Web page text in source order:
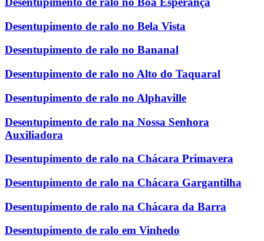
Desentupimento de ralo no Bela Vista
Desentupimento de ralo no Bananal
Desentupimento de ralo no Alto do Taquaral
Desentupimento de ralo no Alphaville
Desentupimento de ralo na Nossa Senhora
Auxiliadora
Desentupimento de ralo na Chácara Primavera
Desentupimento de ralo na Chácara Gargantilha
Desentupimento de ralo na Chácara da Barra
Desentupimento de ralo em Vinhedo